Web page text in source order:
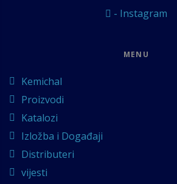
- Instagram
MENU
Kemichal
Proizvodi
Katalozi
Izložba i Događaji
Distributeri
vijesti